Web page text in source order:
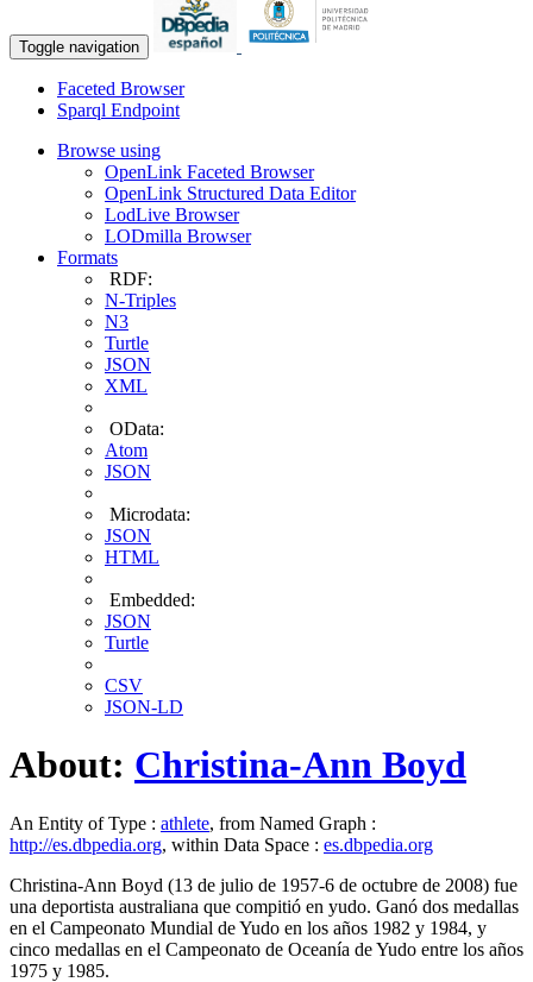
Toggle navigation
Faceted Browser
Sparql Endpoint
Browse using
OpenLink Faceted Browser
OpenLink Structured Data Editor
LodLive Browser
LODmilla Browser
Formats
RDF:
N-Triples
N3
Turtle
JSON
XML
OData:
Atom
JSON
Microdata:
JSON
HTML
Embedded:
JSON
Turtle
CSV
JSON-LD
About: Christina-Ann Boyd
An Entity of Type : athlete, from Named Graph :
http://es.dbpedia.org, within Data Space : es.dbpedia.org
Christina-Ann Boyd (13 de julio de 1957-6 de octubre de 2008) fue
una deportista australiana que compitió en yudo. Ganó dos medallas
en el Campeonato Mundial de Yudo en los años 1982 y 1984, y
cinco medallas en el Campeonato de Oceanía de Yudo entre los años
1975 y 1985.​